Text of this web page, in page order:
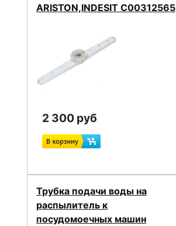
ARISTON,INDESIT C00312565
2 300 руб
Трубка подачи воды на
распылитель к
посудомоечных машин